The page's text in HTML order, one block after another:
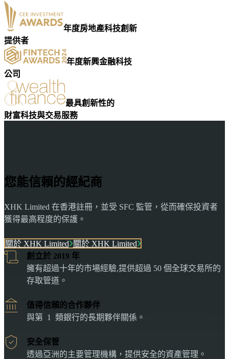
年度房地產科技創新
提供者
年度新興金融科技
公司
最具創新性的
財富科技與交易服務
您能信賴的經紀商
XHK Limited 在香港註冊，並受 SFC 監管，從而確保投資者
獲得最高程度的保護。
關於 XHK Limited 關於 XHK Limited
創立於 2019 年
擁有超過十年的市場經驗,提供超過 50 個全球交易所的
存取管道。
值得信賴的合作夥伴
與第 1 類銀行的長期夥伴關係。
安全保管
透過亞洲的主要管理機構，提供安全的資產管理。